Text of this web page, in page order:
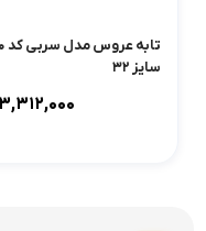
سایز ۳۲
۳,۳۱۲,۰۰۰